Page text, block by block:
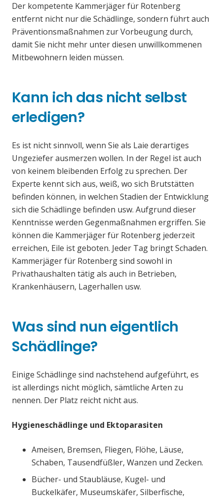
Der kompetente Kammerjäger für Rotenberg
entfernt nicht nur die Schädlinge, sondern führt auch
Präventionsmaßnahmen zur Vorbeugung durch,
damit Sie nicht mehr unter diesen unwillkommenen
Mitbewohnern leiden müssen.
Kann ich das nicht selbst
erledigen?
Es ist nicht sinnvoll, wenn Sie als Laie derartiges
Ungeziefer ausmerzen wollen. In der Regel ist auch
von keinem bleibenden Erfolg zu sprechen. Der
Experte kennt sich aus, weiß, wo sich Brutstätten
befinden können, in welchen Stadien der Entwicklung
sich die Schädlinge befinden usw. Aufgrund dieser
Kenntnisse werden Gegenmaßnahmen ergriffen. Sie
können die Kammerjäger für Rotenberg jederzeit
erreichen, Eile ist geboten. Jeder Tag bringt Schaden.
Kammerjäger für Rotenberg sind sowohl in
Privathaushalten tätig als auch in Betrieben,
Krankenhäusern, Lagerhallen usw.
Was sind nun eigentlich
Schädlinge?
Einige Schädlinge sind nachstehend aufgeführt, es
ist allerdings nicht möglich, sämtliche Arten zu
nennen. Der Platz reicht nicht aus.
Hygieneschädlinge und Ektoparasiten
Ameisen, Bremsen, Fliegen, Flöhe, Läuse,
Schaben, Tausendfüßler, Wanzen und Zecken.
Bücher- und Staubläuse, Kugel- und
Buckelkäfer, Museumskäfer, Silberfische,